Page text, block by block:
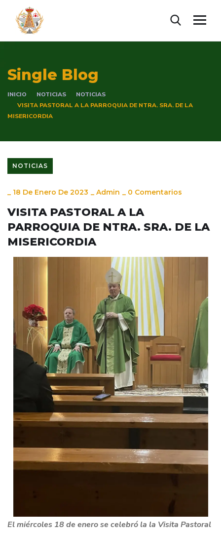
Single Blog
INICIO NOTICIAS
NOTICIAS
VISITA PASTORAL A LA PARROQUIA DE NTRA. SRA. DE LA
MISERICORDIA
NOTICIAS
18 De Enero De 2023 Admin 0 Comentarios
VISITA PASTORAL A LA
PARROQUIA DE NTRA. SRA. DE LA
MISERICORDIA
El miércoles 18 de enero se celebró la la Visita Pastoral